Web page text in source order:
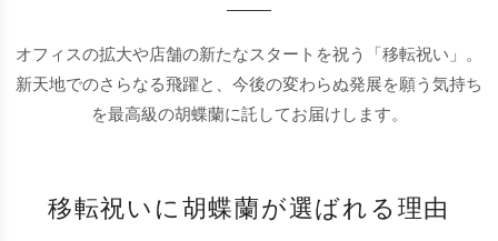
オフィスの拡大や店舗の新たなスタートを祝う「移転祝い」。
新天地でのさらなる飛躍と、今後の変わらぬ発展を願う気持ち
を最高級の胡蝶蘭に託してお届けします。
移転祝いに胡蝶蘭が選ばれる理由